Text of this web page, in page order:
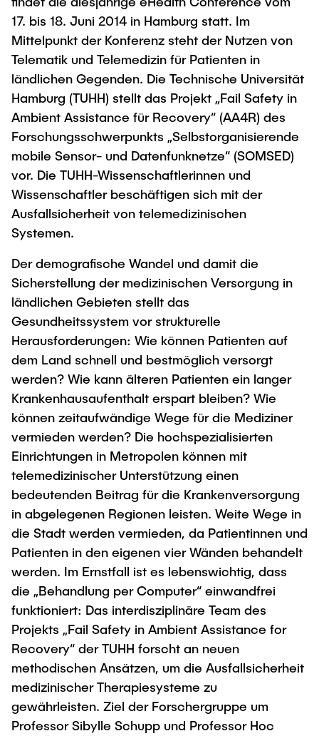
Newsroom
Press Release
Flyers and brochures
University magazine spektrum
Events
Merchandise-Shop
Working at TU Hamburg
Job opportunities
Faculty recruiting
Information for new employees
Internal Information
Advice and contact
New@tuhh
Around student life
study organization
AI in Education
After Graduation
Alumni
Career Center
Graduate Academy
Doctoral Degrees
Continuing Education
UNU HUB "Engineering to Face Climate
Change"
Research Funding
Early Career Research Support
Good Scientific Practice
Future Lectures
Team
Research & Transfer News
Interdisciplinary Workshop of the FSP
"Biobased Processes and Reactor
Technologies"
Process Engineering
Research and Institutes
Technology and Innovation in Education
News
Study programs
Research and Institutes
Management Sciences and Technology
Study Programs
Mechanical Engineering
Study programs
Research and institutes
Joint School of Multidisciplinary Studies
Institutes
Overview
Exchange students
Intercultural Hub
International Scholars & Guests
Partnerships and Strategy
Study Exchange Partnerships
How to establish partnerships
Strategy
ECIU University
Contacts & International Team
17. bis 18. Juni 2014 in Hamburg statt. Im
Mittelpunkt der Konferenz steht der Nutzen von
Telematik und Telemedizin für Patienten in
ländlichen Gegenden. Die Technische Universität
Hamburg (TUHH) stellt das Projekt „Fail Safety in
Ambient Assistance für Recovery“ (AA4R) des
Forschungsschwerpunkts „Selbstorganisierende
mobile Sensor- und Datenfunknetze“ (SOMSED)
vor. Die TUHH-Wissenschaftlerinnen und
Wissenschaftler beschäftigen sich mit der
Ausfallsicherheit von telemedizinischen
Systemen.
Der demografische Wandel und damit die
Sicherstellung der medizinischen Versorgung in
ländlichen Gebieten stellt das
Gesundheitssystem vor strukturelle
Herausforderungen: Wie können Patienten auf
dem Land schnell und bestmöglich versorgt
werden? Wie kann älteren Patienten ein langer
Krankenhausaufenthalt erspart bleiben? Wie
können zeitaufwändige Wege für die Mediziner
vermieden werden? Die hochspezialisierten
Einrichtungen in Metropolen können mit
telemedizinischer Unterstützung einen
bedeutenden Beitrag für die Krankenversorgung
in abgelegenen Regionen leisten. Weite Wege in
die Stadt werden vermieden, da Patientinnen und
Patienten in den eigenen vier Wänden behandelt
werden. Im Ernstfall ist es lebenswichtig, dass
die „Behandlung per Computer“ einwandfrei
funktioniert: Das interdisziplinäre Team des
Projekts „Fail Safety in Ambient Assistance for
Recovery“ der TUHH forscht an neuen
methodischen Ansätzen, um die Ausfallsicherheit
medizinischer Therapiesysteme zu
gewährleisten. Ziel der Forschergruppe um
Professor Sibylle Schupp und Professor Hoc